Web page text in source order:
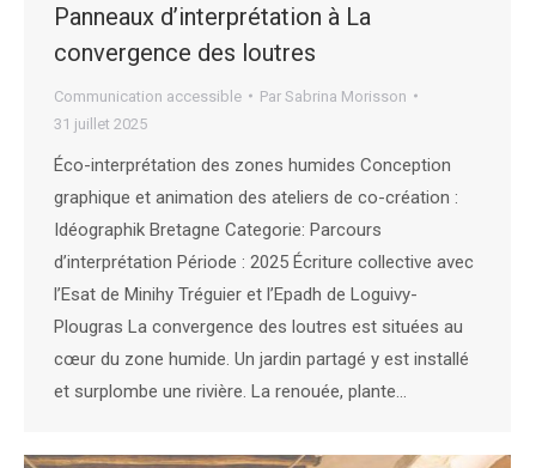
Panneaux d’interprétation à La
convergence des loutres
Communication accessible Par Sabrina Morisson
31 juillet 2025
Éco-interprétation des zones humides Conception
graphique et animation des ateliers de co-création :
Idéographik Bretagne Categorie: Parcours
d’interprétation Période : 2025 Écriture collective avec
l’Esat de Minihy Tréguier et l’Epadh de Loguivy-
Plougras La convergence des loutres est situées au
cœur du zone humide. Un jardin partagé y est installé
et surplombe une rivière. La renouée, plante…